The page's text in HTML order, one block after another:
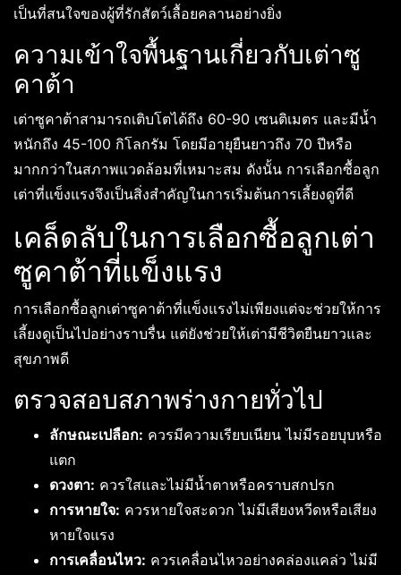
เป็นที่สนใจของผู้ที่รักสัตว์เลื้อยคลานอย่างยิ่ง
ความเข้าใจพื้นฐานเกี่ยวกับเต่าซู
คาต้า
เต่าซูคาต้าสามารถเติบโตได้ถึง 60-90 เซนติเมตร และมีน้ำ
หนักถึง 45-100 กิโลกรัม โดยมีอายุยืนยาวถึง 70 ปีหรือ
มากกว่าในสภาพแวดล้อมที่เหมาะสม ดังนั้น การเลือกซื้อลูก
เต่าที่แข็งแรงจึงเป็นสิ่งสำคัญในการเริ่มต้นการเลี้ยงดูที่ดี
เคล็ดลับในการเลือกซื้อลูกเต่า
ซูคาต้าที่แข็งแรง
การเลือกซื้อลูกเต่าซูคาต้าที่แข็งแรงไม่เพียงแต่จะช่วยให้การ
เลี้ยงดูเป็นไปอย่างราบรื่น แต่ยังช่วยให้เต่ามีชีวิตยืนยาวและ
สุขภาพดี
ตรวจสอบสภาพร่างกายทั่วไป
ลักษณะเปลือก: ควรมีความเรียบเนียน ไม่มีรอยบุบหรือ
แตก
ดวงตา: ควรใสและไม่มีน้ำตาหรือคราบสกปรก
การหายใจ: ควรหายใจสะดวก ไม่มีเสียงหวีดหรือเสียง
หายใจแรง
การเคลื่อนไหว: ควรเคลื่อนไหวอย่างคล่องแคล่ว ไม่มี